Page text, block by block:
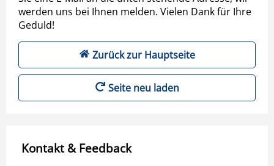
werden uns bei Ihnen melden. Vielen Dank für Ihre
Geduld!
Zurück zur Hauptseite
Seite neu laden
Kontakt & Feedback